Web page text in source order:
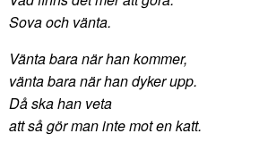
Sova och vänta.
Vänta bara när han kommer,
vänta bara när han dyker upp.
Då ska han veta
att så gör man inte mot en katt.